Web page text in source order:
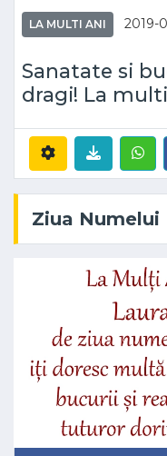
LA MULTI ANI 2019-
Sanatate si
dragi! La
Ziua Numelui